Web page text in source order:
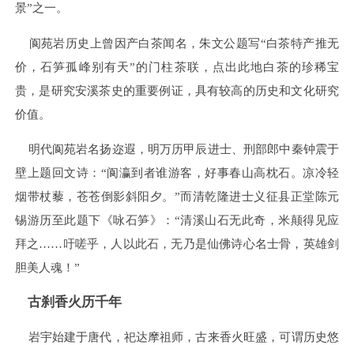
景”之一。
阆苑岩历史上曾因产白茶闻名，朱文公题写“白茶特产推无
价，石笋孤峰别有天”的门柱茶联，点出此地白茶的珍稀宝
贵，是研究安溪茶史的重要例证，具有较高的历史和文化研究
价值。
明代阆苑岩名扬迩遐，明万历甲辰进士、刑部郎中秦钟震于
壁上题回文诗：“阆瀛到者谁游客，好事春山高枕石。凉冷轻
烟带杖藜，苍苍倒影斜阳夕。”而清乾隆进士义征县正堂陈元
锡游历至此题下《咏石笋》：“清溪山石无此奇，米颠得见应
拜之……吁嗟乎，人以此石，无乃是仙佛诗心名士骨，英雄剑
胆美人魂！”
古刹香火历千年
岩宇始建于唐代，祀达摩祖师，古来香火旺盛，可谓历史悠